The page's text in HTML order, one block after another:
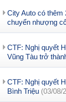
City Auto có thêm
chuyển nhượng
CTF: Nghị quyết
Vũng Tàu trở
CTF: Nghị quyết
Bình Triệu (03/08/